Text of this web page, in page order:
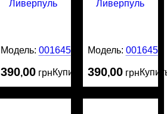
Модель:0016453
390,00 грнКупить
Модель: 0016452
390,00 грн